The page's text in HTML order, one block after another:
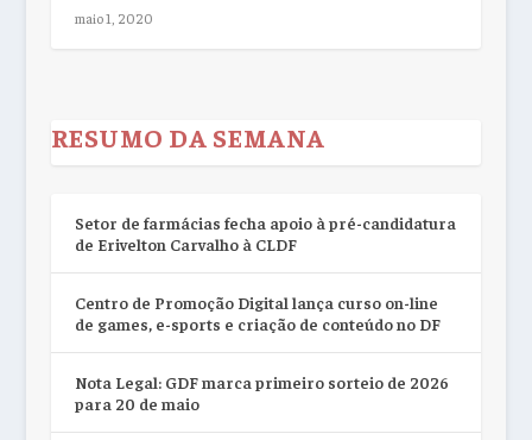
maio 1, 2020
RESUMO DA SEMANA
Setor de farmácias fecha apoio à pré-candidatura
de Erivelton Carvalho à CLDF
Centro de Promoção Digital lança curso on-line
de games, e-sports e criação de conteúdo no DF
Nota Legal: GDF marca primeiro sorteio de 2026
para 20 de maio